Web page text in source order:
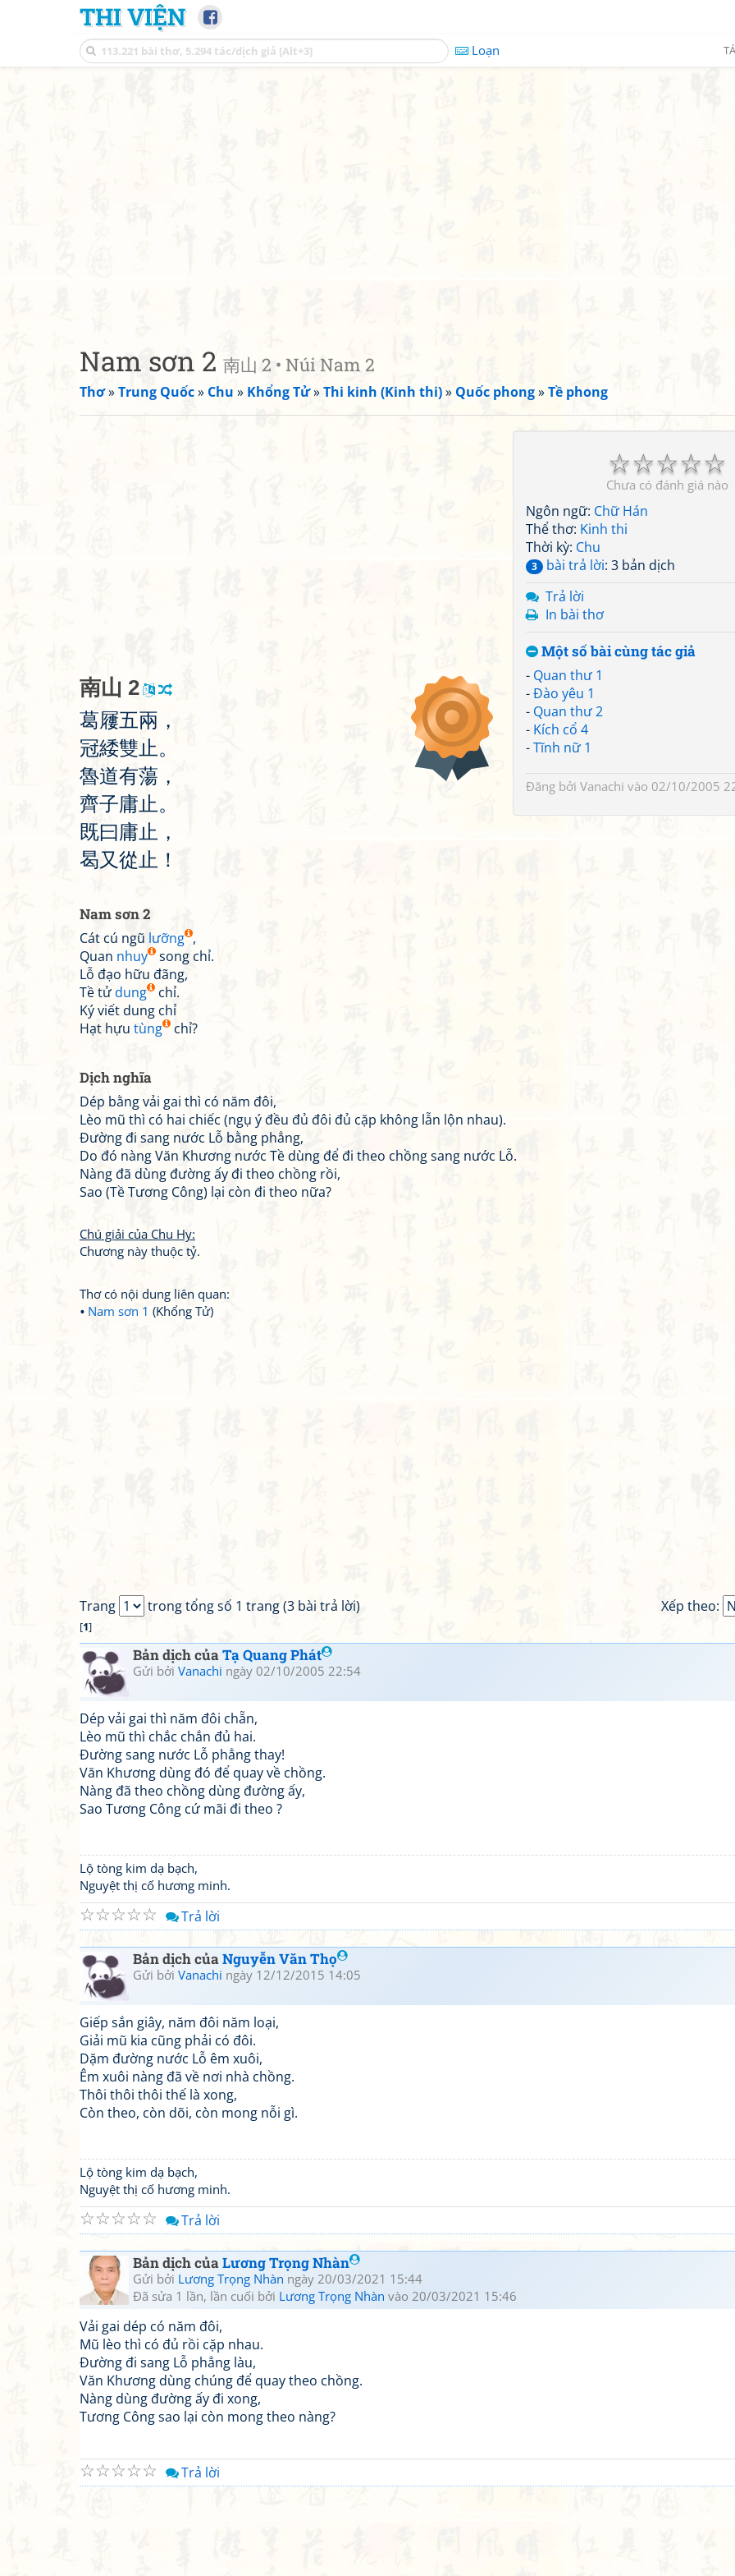
THI VIỆN
Loạn
Nam sơn 2 南山 2 • Núi Nam 2
Thơ»Trung Quốc» Chu » Khổng Tử»Thi kinh (Kinh thi)» Quốc phong»Tề phong
☆
☆
☆
☆
☆
Chưa có đánh giá nào
Ngôn ngữ: Chữ Hán
Thể thơ: Kinh thi
Thời kỳ: Chu
3 bài trả lời: 3 bản dịch
Trả lời
In bài thơ
Một số bài cùng tác giả
- Quan thư 1
-Đào yêu 1
- Quan thư 2
- Kích cổ 4
-Tĩnh nữ 1
Đăng bởi Vanachi vào 02/10/2005
南山 2
葛屨五兩 ，
冠緌雙 止。
魯道有蕩 ，
齊子庸 止。
既曰庸 止 ，
曷又從 止 ！
Nam sơn 2
Cát cú ngũ lưỡng ,
Quan nhuy
song chỉ.
Lỗ đạo hữu đãng,
Tề tửdung
chỉ.
Ký viết dung chỉ
Hạt hựu tùng chỉ?
Dịch nghĩa
Dép bằng vải gai thì có năm đôi,
Lèo mũ thì có hai chiếc (ngụ ý đều đủ đôi đủ cặp không lẫn lộn nhau).
Đường đi sang nước Lỗ bằng phẳng,
Do đó nàng Văn Khương nước Tề dùng để đi theo chồng sang nước Lỗ.
Nàng đã dùng đường ấy đi theo chồng rồi,
Sao (Tề Tương Công) lại còn đi theo nữa?
Chú giải của Chu Hy:
Chương này thuộc tỷ.
Thơ có nội dung liên quan:
Nam sơn 1 (Khổng Tử)
Xếp theo:
Trang trong tổng số 1 trang (3 bài trả lời)
[1]
Bản dịch củaTạ Quang Phát
Gửi bởi Vanachi ngày 02/10/2005 22:54
Dép vải gai thì năm đôi chẵn,
Lèo mũ thì chắc chắn đủ hai.
Đường sang nước Lỗ phẳng thay!
Văn Khương dùng đó để quay về chồng.
Nàng đã theo chồng dùng đường ấy,
Sao Tương Công cứ mãi đi theo ?
Lộ tòng kim dạ bạch,
Nguyệt thị cố hương minh.
☆
☆
☆
☆
☆ Trả lời
Bản dịch củaNguyễn Văn Thọ
Gửi bởi Vanachi ngày 12/12/2015 14:05
Giếp sắn giây, năm đôi năm loại,
Giải mũ kia cũng phải có đôi.
Dặm đường nước Lỗ êm xuôi,
Êm xuôi nàng đã về nơi nhà chồng.
Thôi thôi thôi thế là xong,
Còn theo, còn dõi, còn mong nỗi gì.
Lộ tòng kim dạ bạch,
Nguyệt thị cố hương minh.
☆
☆
☆
☆
☆ Trả lời
Bản dịch củaLương Trọng Nhàn
Gửi bởi Lương Trọng Nhàn ngày 20/03/2021 15:44
Đã sửa 1 lần, lần cuối bởi Lương Trọng Nhàn vào 20/03/2021 15:46
Vải gai dép có năm đôi,
Mũ lèo thì có đủ rồi cặp nhau.
Đường đi sang Lỗ phẳng làu,
Văn Khương dùng chúng để quay theo chồng.
Nàng dùng đường ấy đi xong,
Tương Công sao lại còn mong theo nàng?
☆
☆
☆
☆
☆ Trả lời